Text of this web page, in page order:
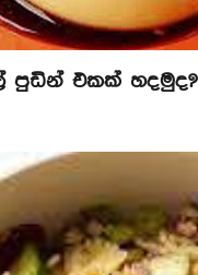
පුඩින් එකක් හදමුද?